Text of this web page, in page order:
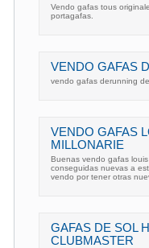
Vendo gafas tous
portagafas.
VENDO GAFAS
vendo gafas derunning
VENDO GAFAS
MILLONARIE
Buenas vendo gafas
conseguidas nuevas a
vendo por tener otras
GAFAS DE SOL
CLUBMASTER